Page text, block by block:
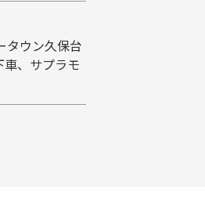
タウン久保台
、サプラモ